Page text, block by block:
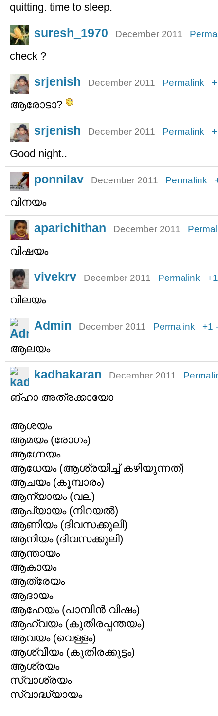
quitting. time to sleep.
suresh_1970 December 2011
check ?
srjenish December 2011 Permalink
ആരോടാ?
srjenish December 2011 Permalink
Good night..
ponnilav December 2011 Permalink
വിനയം
aparichithan December 2011
വിഷയം
vivekrv December 2011 Permalink +1
വിലയം
Admin December 2011 Permalink +1
ആലയം
kadhakaran December 2011
ങ്ഹാ അത്രക്കായോ
ആശയം
ആമയം (രോഗം)
ആഗ്നേയം
ആധേയം (ആശ്രയിച്ച് കഴിയുന്നത്)
ആചയം (കൂമ്പാരം)
ആന്യായം (വല)
ആപ്യായം (നിറയല്‍)
ആണിയം (ദിവസക്കൂലി)
ആനിയം (ദിവസക്കൂലി)
ആന്തായം
ആകായം
ആത്രേയം
ആദായം
ആഹേയം (പാമ്പിന്‍ വിഷം)
ആഹ്വയം (കുതിരപ്പന്തയം)
ആവയം (വെള്ളം)
ആശ്വീയം (കുതിരക്കൂട്ടം)
ആശ്രയം
സ്വാശ്രയം
സ്വാദ്ധ്യായം